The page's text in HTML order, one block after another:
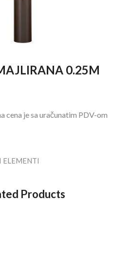
0.25M
cena je sa uračunatim PDV-om
Products